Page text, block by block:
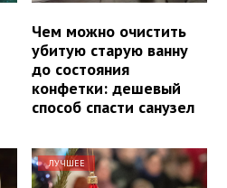
Чем можно очистить
убитую старую ванну
до состояния
конфетки: дешевый
способ спасти санузел
ЛУЧШЕЕ